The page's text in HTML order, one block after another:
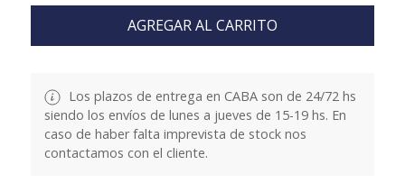
AGREGAR AL CARRITO
Los plazos de entrega en CABA son de 24/72 hs
siendo los envíos de lunes a jueves de 15-19 hs. En
caso de haber falta imprevista de stock nos
contactamos con el cliente.